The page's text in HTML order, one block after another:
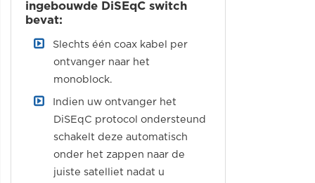
ingebouwde DiSEqC switch
bevat:
Slechts één coax kabel per
ontvanger naar het
monoblock.
Indien uw ontvanger het
DiSEqC protocol ondersteund
schakelt deze automatisch
onder het zappen naar de
juiste satelliet nadat u